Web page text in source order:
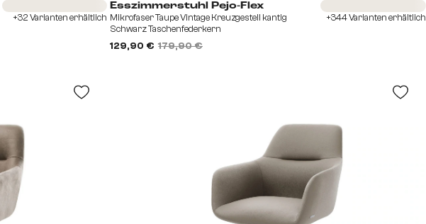
+32 Varianten erhältlich
Esszimmerstuhl Pejo-Flex
Mikrofaser Taupe Vintage Kreuzgestell kantig
Schwarz Taschenfederkern
129,90 € 179,90 €
+344 Varianten erhältlich